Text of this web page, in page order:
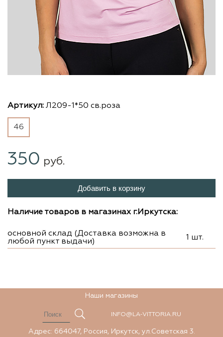
Артикул: Л209-1*50 св.роза
46
350 руб.
Добавить в корзину
Наличие товаров в магазинах г.Иркутска:
основной склад (Доставка возможна в
любой пункт выдачи)
1 шт.
Наши магазины
INFO@LA-VITTORIA.RU
Адрес: 664047, Россия, Иркутск, ул.Советская 3.